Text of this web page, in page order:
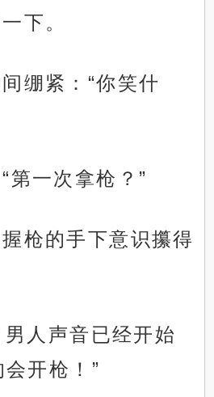
下。
绷紧：“你笑什
第一次拿枪？”
枪的手下意识攥得
男人声音已经开始
开枪！”